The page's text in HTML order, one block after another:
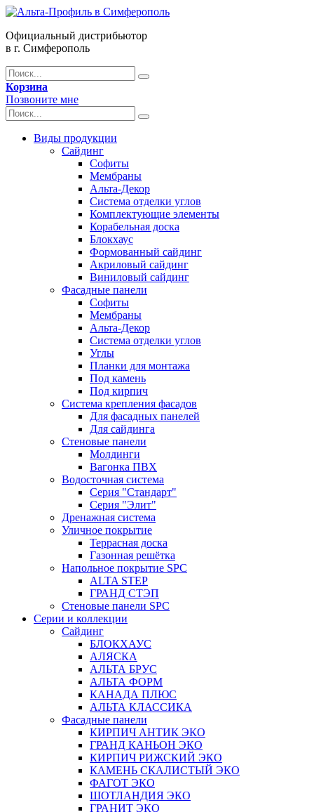
Официальный дистрибьютор
в г. Симферополь
Корзина
Позвоните мне
Виды продукции
Сайдинг
Софиты
Мембраны
Альта-Декор
Система отделки углов
Комплектующие элементы
Корабельная доска
Блокхаус
Формованный сайдинг
Акриловый сайдинг
Виниловый сайдинг
Фасадные панели
Софиты
Мембраны
Альта-Декор
Система отделки углов
Углы
Планки для монтажа
Под камень
Под кирпич
Система крепления фасадов
Для фасадных панелей
Для сайдинга
Стеновые панели
Молдинги
Вагонка ПВХ
Водосточная система
Серия "Стандарт"
Серия "Элит"
Дренажная система
Уличное покрытие
Террасная доска
Газонная решётка
Напольное покрытие SPC
ALTA STEP
ГРАНД СТЭП
Стеновые панели SPC
Серии и коллекции
Сайдинг
БЛОКХАУС
АЛЯСКА
АЛЬТА БРУС
АЛЬТА ФОРМ
КАНАДА ПЛЮС
АЛЬТА КЛАССИКА
Фасадные панели
КИРПИЧ АНТИК ЭКО
ГРАНД КАНЬОН ЭКО
КИРПИЧ РИЖСКИЙ ЭКО
КАМЕНЬ СКАЛИСТЫЙ ЭКО
ФАГОТ ЭКО
ШОТЛАНДИЯ ЭКО
ГРАНИТ ЭКО